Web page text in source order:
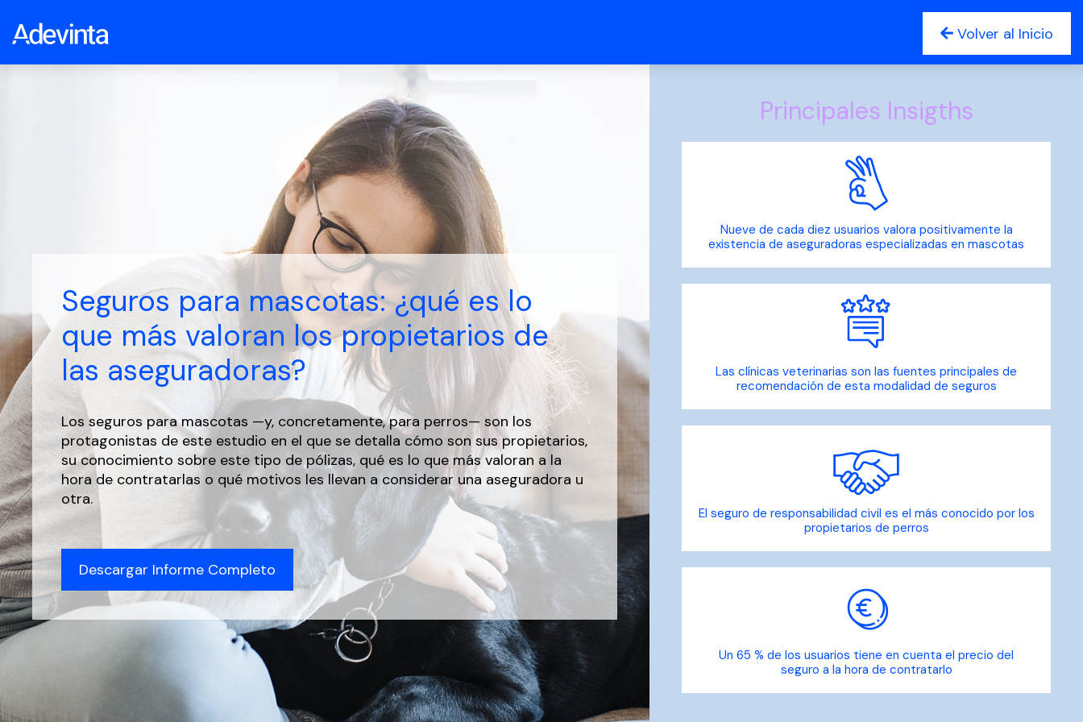
Volver al Inicio
Seguros para mascotas: ¿qué es lo
que más valoran los propietarios de
las aseguradoras?
Los seguros para mascotas —y, concretamente, para perros— son los
protagonistas de este estudio en el que se detalla cómo son sus propietarios,
su conocimiento sobre este tipo de pólizas, qué es lo que más valoran a la
hora de contratarlas o qué motivos les llevan a considerar una aseguradora u
otra.
Descargar Informe Completo
Principales Insigths
Nueve de cada diez usuarios valora positivamente la
existencia de aseguradoras especializadas en mascotas
Las clínicas veterinarias son las fuentes principales de
recomendación de esta modalidad de seguros
El seguro de responsabilidad civil es el más conocido por los
propietarios de perros
Un 65 % de los usuarios tiene en cuenta el precio del
seguro a la hora de contratarlo